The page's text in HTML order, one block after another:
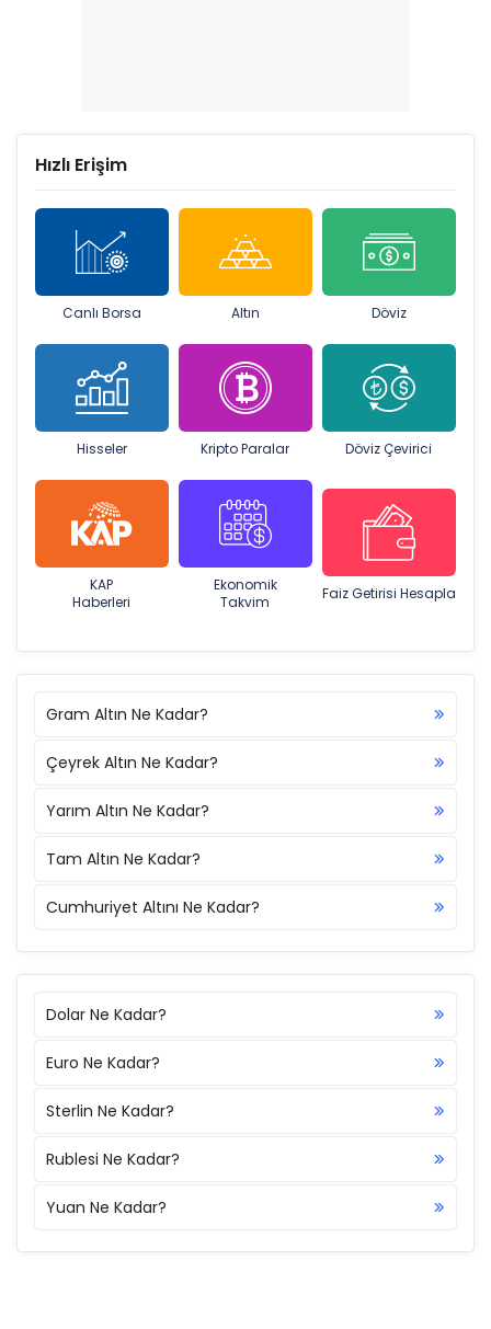
Hızlı Erişim
Canlı Borsa Altın Döviz
Hisseler Kripto Paralar Döviz Çevirici
KAP
Haberleri
Ekonomik
Takvim
Faiz Getirisi Hesapla
Gram Altın Ne Kadar?
Çeyrek Altın Ne Kadar?
Yarım Altın Ne Kadar?
Tam Altın Ne Kadar?
Cumhuriyet Altını Ne Kadar?
Dolar Ne Kadar?
Euro Ne Kadar?
Sterlin Ne Kadar?
Rublesi Ne Kadar?
Yuan Ne Kadar?